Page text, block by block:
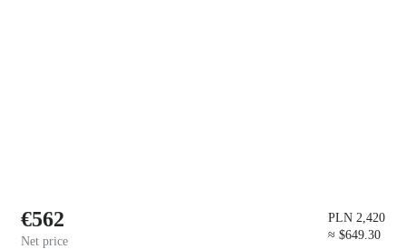
€562
Net price
PLN 2,420
≈ $649.30